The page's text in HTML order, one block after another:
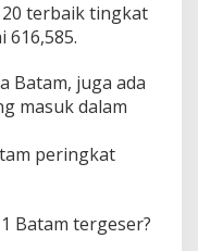
terbaik tingkat
616,585.
Batam, juga ada
masuk dalam
peringkat
Batam tergeser?